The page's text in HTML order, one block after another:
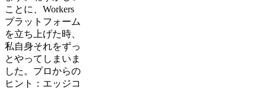
ことに、Workers
プラットフォーム
を立ち上げた時、
私自身それをずっ
とやってしまいま
した。プロからの
ヒント：エッジコ